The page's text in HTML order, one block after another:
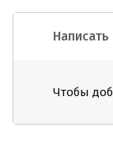
Написать
Чтобы